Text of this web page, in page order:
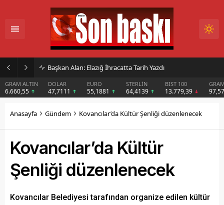
İmar Kararı Mahkemeye Taşındı
DOLAR
47,7111
EURO
55,1881
STERLİN
64,4139
BIST 100
13.779,39
GRAM GÜMÜŞ
97,57
Anasayfa Gündem Kovancılar’da Kültür Şenliği düzenlenecek
Kovancılar’da Kültür
Şenliği düzenlenecek
Kovancılar Belediyesi tarafından organize edilen kültür